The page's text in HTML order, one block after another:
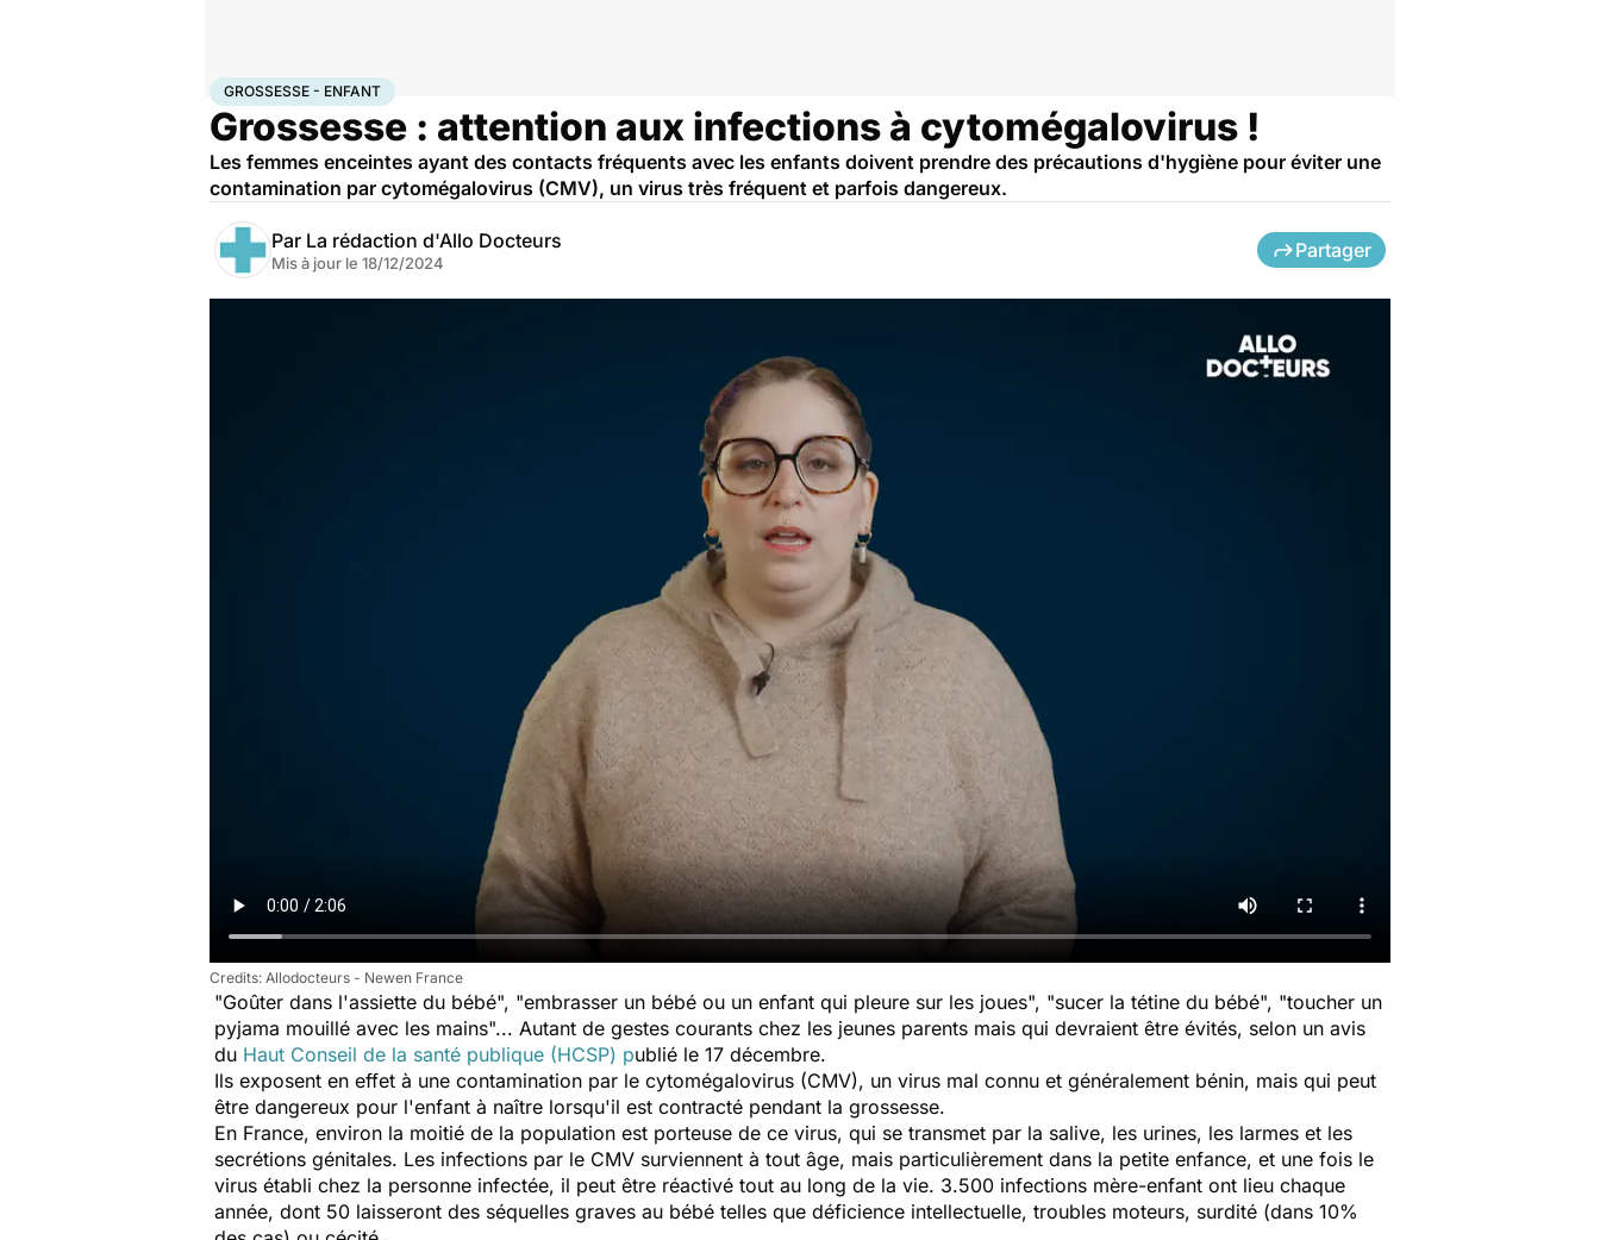
AccueilFamilleGrossesseGrossesse - Enfant
GROSSESSE - ENFANT
Grossesse : attention aux infections à cytomégalovirus !
Les femmes enceintes ayant des contacts fréquents avec les enfants doivent prendre des précautions d'hygiène pour éviter une
contamination par cytomégalovirus (CMV), un virus très fréquent et parfois dangereux.
Par La rédaction d'Allo Docteurs
Mis à jour le 18/12/2024
Partager
Allodocteurs - Newen France
"Goûter dans l'assiette du bébé", "embrasser un bébé ou un enfant qui pleure sur les joues", "sucer la tétine du bébé", "toucher un
pyjama mouillé avec les mains"... Autant de gestes courants chez les jeunes parents mais qui devraient être évités, selon un avis
du Haut Conseil de la santé publique (HCSP) publié le 17 décembre.
Ils exposent en effet à une contamination par le cytomégalovirus (CMV), un virus mal connu et généralement bénin, mais qui peut
être dangereux pour l'enfant à naître lorsqu'il est contracté pendant la grossesse.
En France, environ la moitié de la population est porteuse de ce virus, qui se transmet par la salive, les urines, les larmes et les
secrétions génitales. Les infections par le CMV surviennent à tout âge, mais particulièrement dans la petite enfance, et une fois le
virus établi chez la personne infectée, il peut être réactivé tout au long de la vie. 3.500 infections mère-enfant ont lieu chaque
année, dont 50 laisseront des séquelles graves au bébé telles que déficience intellectuelle, troubles moteurs, surdité (dans 10%